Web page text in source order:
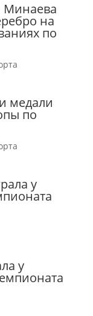
Минаева
на
по
медали
по
у
у